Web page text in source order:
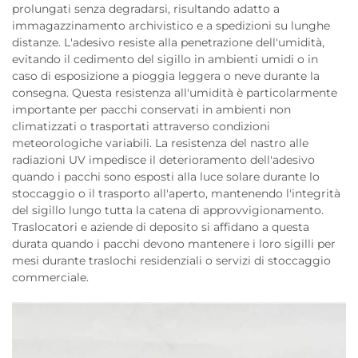
prolungati senza degradarsi, risultando adatto a
immagazzinamento archivistico e a spedizioni su lunghe
distanze. L'adesivo resiste alla penetrazione dell'umidità,
evitando il cedimento del sigillo in ambienti umidi o in
caso di esposizione a pioggia leggera o neve durante la
consegna. Questa resistenza all'umidità è particolarmente
importante per pacchi conservati in ambienti non
climatizzati o trasportati attraverso condizioni
meteorologiche variabili. La resistenza del nastro alle
radiazioni UV impedisce il deterioramento dell'adesivo
quando i pacchi sono esposti alla luce solare durante lo
stoccaggio o il trasporto all'aperto, mantenendo l'integrità
del sigillo lungo tutta la catena di approvvigionamento.
Traslocatori e aziende di deposito si affidano a questa
durata quando i pacchi devono mantenere i loro sigilli per
mesi durante traslochi residenziali o servizi di stoccaggio
commerciale.